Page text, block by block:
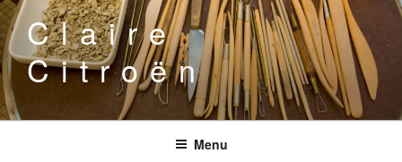
Aller
au
contenu
principal
Claire
Citroën
Menu